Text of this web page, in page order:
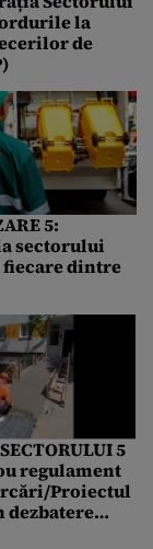
la
de
5:
sectorului
fiecare dintre
5
regulament
Proiectul
dezbatere